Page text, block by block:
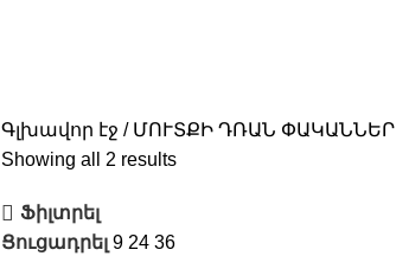
Գլխավոր էջ ՄՈՒՏՔԻ ԴՌԱՆ ՓԱԿԱՆՆԵՐ
Showing all 2 results
Ֆիլտրել
Ցուցադրել 9 24 36